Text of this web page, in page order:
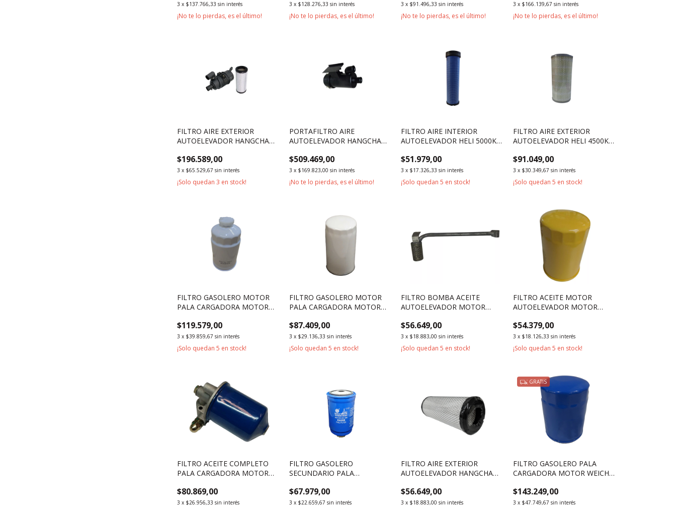
3 x $137.766,33 sin interés
¡No te lo pierdas, es el último!
3 x $128.276,33 sin interés
¡No te lo pierdas, es el último!
3 x $91.496,33 sin interés
¡No te lo pierdas, es el último!
3 x $166.139,67 sin interés
¡No te lo pierdas, es el último!
FILTRO AIRE EXTERIOR
AUTOELEVADOR HANGCHA
$196.589,00
3 x $65.529,67 sin interés
¡Solo quedan3 en stock!
PORTAFILTRO AIRE
AUTOELEVADOR HANGCHA
$509.469,00
3 x $169.823,00 sin interés
¡No te lo pierdas, es el último!
FILTRO AIRE INTERIOR
AUTOELEVADOR HELI 5000KG
$51.979,00
3 x $17.326,33 sin interés
¡Solo quedan5 en stock!
FILTRO AIRE EXTERIOR
AUTOELEVADOR HELI 4500KG
$91.049,00
3 x $30.349,67 sin interés
¡Solo quedan 5 en stock!
FILTRO GASOLERO MOTOR
PALA CARGADORA MOTOR
$119.579,00
3 x $39.859,67 sin interés
¡Solo quedan5 en stock!
FILTRO GASOLERO MOTOR
PALA CARGADORA MOTOR
$87.409,00
3 x $29.136,33 sin interés
¡Solo quedan 5 en stock!
FILTRO BOMBA ACEITE
AUTOELEVADOR MOTOR
$56.649,00
3 x $18.883,00 sin interés
¡Solo quedan5 en stock!
FILTRO ACEITE MOTOR
AUTOELEVADOR MOTOR
$54.379,00
3 x $18.126,33 sin interés
¡Solo quedan 5 en stock!
FILTRO ACEITE COMPLETO
PALA CARGADORA MOTOR
$80.869,00
3 x $26.956,33 sin interés
FILTRO GASOLERO
SECUNDARIO PALA
DEUTZ TD226B
$67.979,00
3 x $22.659,67 sin interés
FILTRO AIRE EXTERIOR
AUTOELEVADOR HANGCHA
$56.649,00
3 x $18.883,00 sin interés
GRATIS
FILTRO GASOLERO PALA
CARGADORA MOTOR WEICHAI
$143.249,00
3 x $47.749,67 sin interés